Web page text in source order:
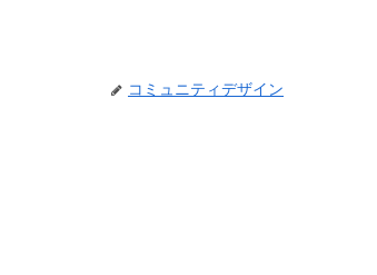
コミュニティデザイン